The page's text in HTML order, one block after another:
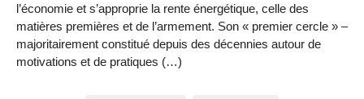
l’économie et s’approprie la rente énergétique, celle des
matières premières et de l’armement. Son « premier cercle » –
majoritairement constitué depuis des décennies autour de
motivations et de pratiques (…)